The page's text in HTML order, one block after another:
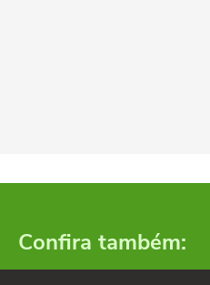
Confira também: